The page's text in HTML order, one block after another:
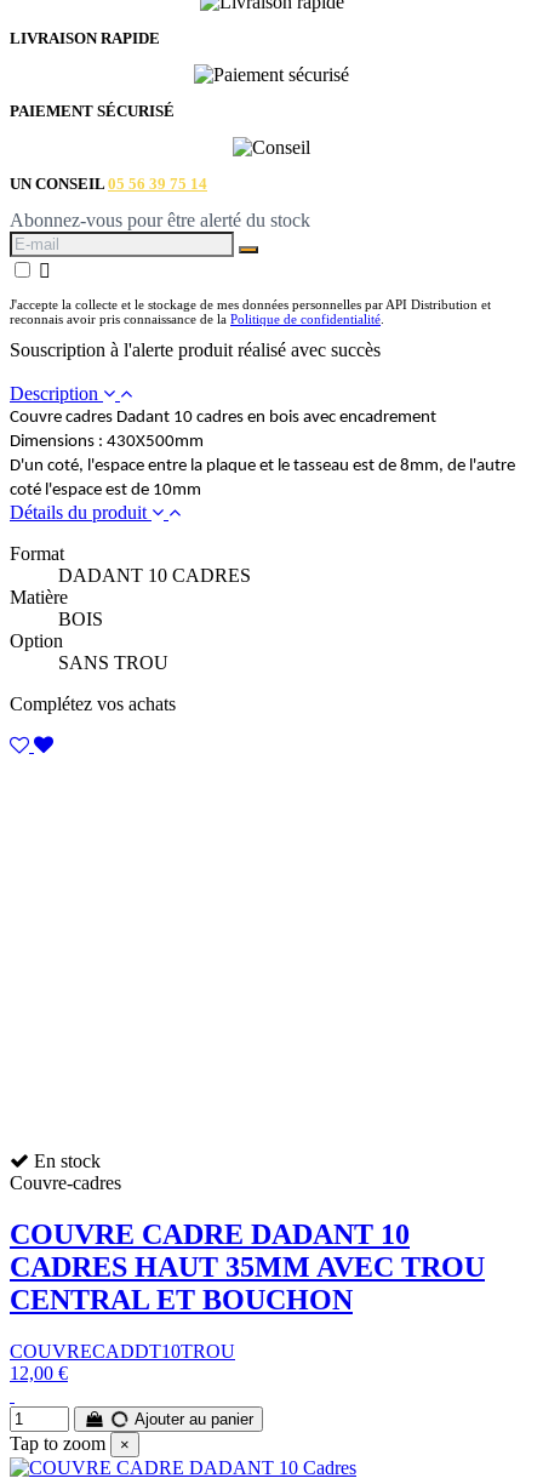
LIVRAISON RAPIDE
PAIEMENT SÉCURISÉ
UN CONSEIL 05 56 39 75 14
Abonnez-vous pour être alerté du stock

J'accepte la collecte et le stockage de mes données personnelles par API Distribution et
reconnais avoir pris connaissance de la Politique de confidentialité
Souscription à l'alerte produit réalisé avec succès
Description
Couvre cadres Dadant 10 cadres en bois avec encadrement
Dimensions : 430X500mm
D'un coté, l'espace entre la plaque et le tasseau est de 8mm, de l'autre
coté l'espace est de 10mm
Détails du produit
Format
DADANT 10 CADRES
Matière
BOIS
Option
SANS TROU
Complétez vos achats
En stock
Couvre-cadres
COUVRE CADRE DADANT 10
CADRES HAUT 35MM AVEC TROU
CENTRAL ET BOUCHON
COUVRECADDT10TROU
12,00 €
Ajouter au panier
Tap to zoom ×